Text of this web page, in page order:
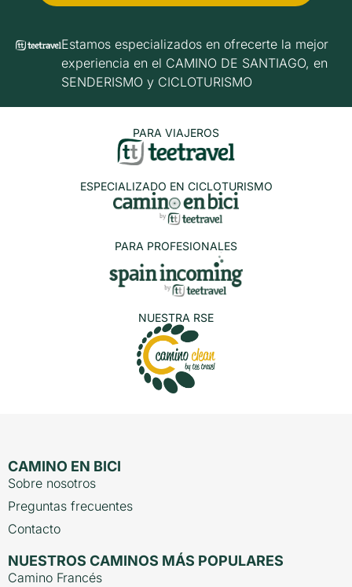
Estamos especializados en ofrecerte la mejor
experiencia en el CAMINO DE SANTIAGO, en
SENDERISMO y CICLOTURISMO
PARA VIAJEROS
ESPECIALIZADO EN CICLOTURISMO
PARA PROFESIONALES
NUESTRA RSE
CAMINO EN BICI
Sobre nosotros
Preguntas frecuentes
Contacto
NUESTROS CAMINOS MÁS POPULARES
Camino Francés